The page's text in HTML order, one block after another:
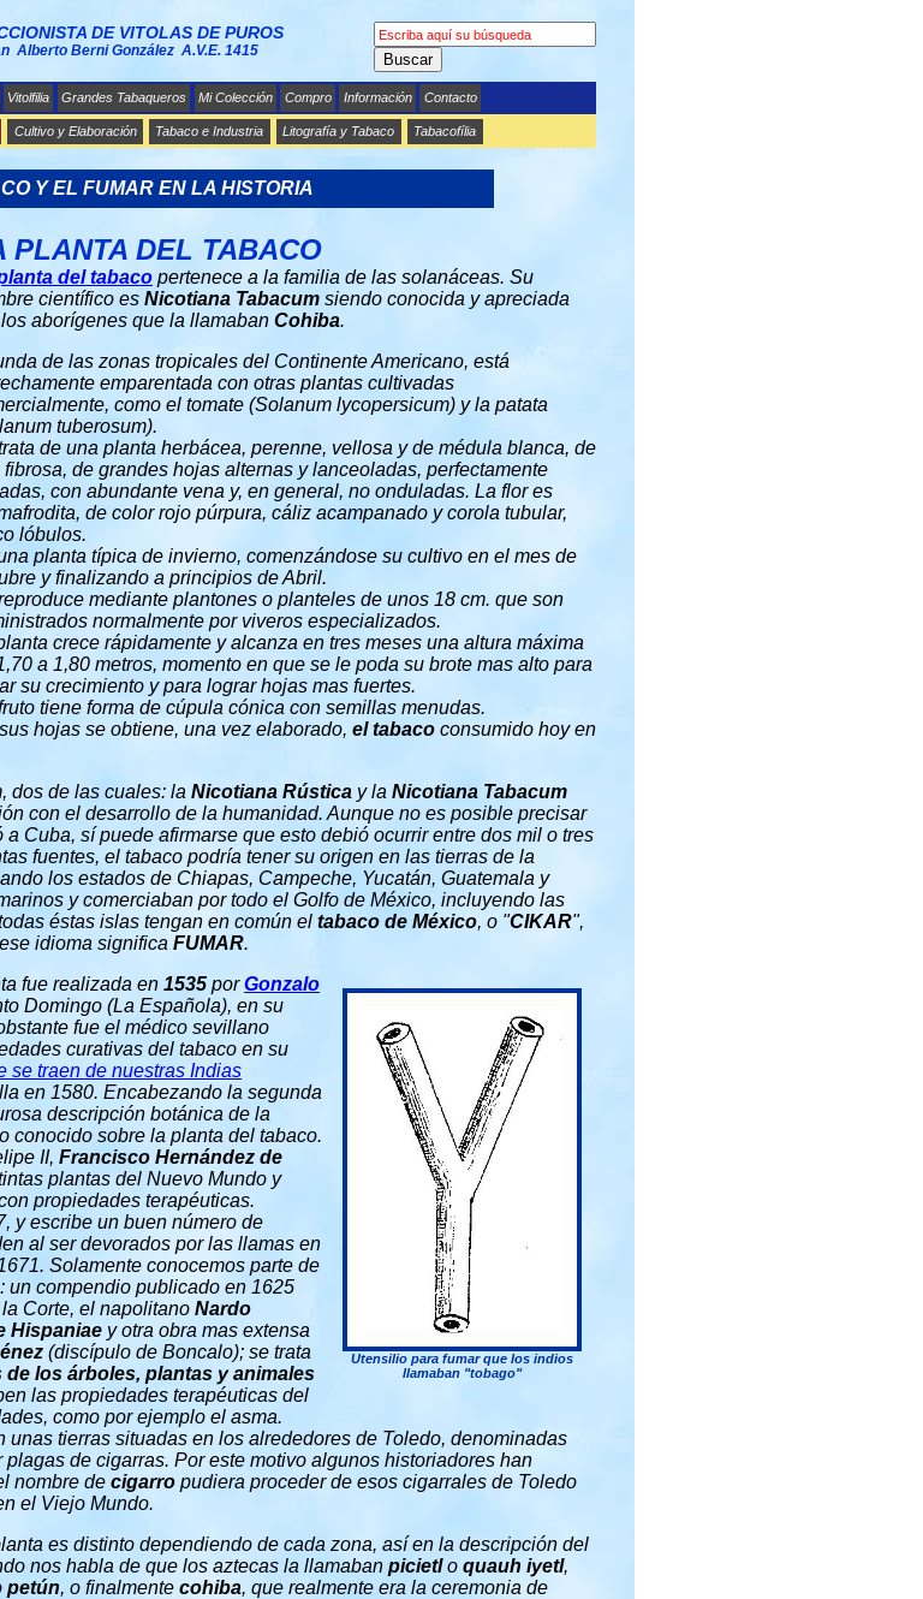
DE VITOLAS DE PUROS
Alberto Berni González A.V.E. 1415 Buscar
Vitolfilia Grandes Tabaqueros Mi Colección Compro Información Contacto
Cultivo y Elaboración Tabaco e Industria Litografía y Tabaco Tabacofília
Y EL FUMAR EN LA HISTORIA
PLANTA DEL TABACO
del tabaco pertenece a la familia de las solanáceas. Su
científico es Nicotiana Tabacum siendo conocida y apreciada
aborígenes que la llamaban Cohiba.
de las zonas tropicales del Continente Americano, está
emparentada con otras plantas cultivadas
como el tomate (Solanum lycopersicum) y la patata
tuberosum).
de una planta herbácea, perenne, vellosa y de médula blanca, de
fibrosa, de grandes hojas alternas y lanceoladas, perfectamente
con abundante vena y, en general, no onduladas. La flor es
de color rojo púrpura, cáliz acampanado y corola tubular,
lóbulos.
planta típica de invierno, comenzándose su cultivo en el mes de
y finalizando a principios de Abril.
mediante plantones o planteles de unos 18 cm. que son
normalmente por viveros especializados.
crece rápidamente y alcanza en tres meses una altura máxima
a 1,80 metros, momento en que se le poda su brote mas alto para
su crecimiento y para lograr hojas mas fuertes.
tiene forma de cúpula cónica con semillas menudas.
hojas se obtiene, una vez elaborado, el tabaco consumido hoy en
dos de las cuales: la Nicotiana Rústica y la Nicotiana Tabacum
con el desarrollo de la humanidad. Aunque no es posible precisar
Cuba, sí puede afirmarse que esto debió ocurrir entre dos mil o tres
fuentes, el tabaco podría tener su origen en las tierras de la
los estados de Chiapas, Campeche, Yucatán, Guatemala y
y comerciaban por todo el Golfo de México, incluyendo las
éstas islas tengan en común el tabaco de México, o "CIKAR",
idioma significa FUMAR.
Utensilio para fumar que los indios
llamaban "tobago"
fue realizada en 1535 porGonzalo
Domingo (La Española), en su
fue el médico sevillano
curativas del tabaco en su
se traen de nuestras Indias
en 1580. Encabezando la segunda
descripción botánica de la
conocido sobre la planta del tabaco.
II, Francisco Hernández de
plantas del Nuevo Mundo y
propiedades terapéuticas.
y escribe un buen número de
al ser devorados por las llamas en
Solamente conocemos parte de
un compendio publicado en 1625
Corte, el napolitano Nardo
Hispaniae y otra obra mas extensa
(discípulo de Boncalo); se trata
los árboles, plantas y animales
las propiedades terapéuticas del
como por ejemplo el asma.
unas tierras situadas en los alrededores de Toledo, denominadas
de cigarras. Por este motivo algunos historiadores han
nombre de cigarro pudiera proceder de esos cigarrales de Toledo
el Viejo Mundo.
es distinto dependiendo de cada zona, así en la descripción del
nos habla de que los aztecas la llamaban picietlo quauh iyetl,
petún, o finalmente cohiba, que realmente era la ceremonia de